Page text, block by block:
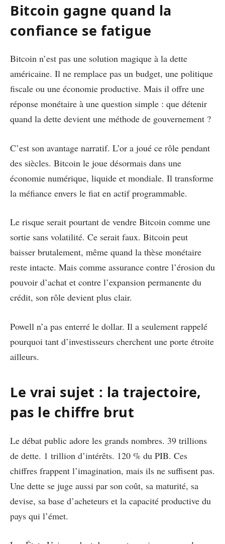
Bitcoin gagne quand la
confiance se fatigue
Bitcoin n’est pas une solution magique à la dette
américaine. Il ne remplace pas un budget, une politique
fiscale ou une économie productive. Mais il offre une
réponse monétaire à une question simple : que détenir
quand la dette devient une méthode de gouvernement ?
C’est son avantage narratif. L’or a joué ce rôle pendant
des siècles. Bitcoin le joue désormais dans une
économie numérique, liquide et mondiale. Il transforme
la méfiance envers le fiat en actif programmable.
Le risque serait pourtant de vendre Bitcoin comme une
sortie sans volatilité. Ce serait faux. Bitcoin peut
baisser brutalement, même quand la thèse monétaire
reste intacte. Mais comme assurance contre l’érosion du
pouvoir d’achat et contre l’expansion permanente du
crédit, son rôle devient plus clair.
Powell n’a pas enterré le dollar. Il a seulement rappelé
pourquoi tant d’investisseurs cherchent une porte étroite
ailleurs.
Le vrai sujet : la trajectoire,
pas le chiffre brut
Le débat public adore les grands nombres. 39 trillions
de dette. 1 trillion d’intérêts. 120 % du PIB. Ces
chiffres frappent l’imagination, mais ils ne suffisent pas.
Une dette se juge aussi par son coût, sa maturité, sa
devise, sa base d’acheteurs et la capacité productive du
pays qui l’émet.